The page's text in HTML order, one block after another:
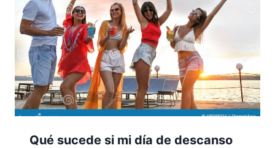
Qué sucede si mi día de descanso